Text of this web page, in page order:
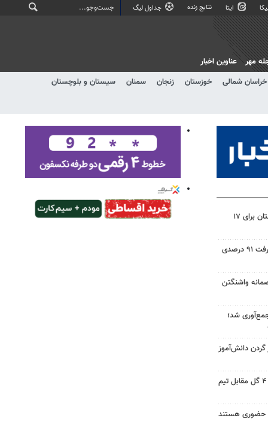
ایتا نتایج زنده جداول لیگ
خراسان شمالی خوزستان زنجان سمنان
سیستان و بلوچستان
مهر عناوین اخبار
برنامه خاموشی‌های برق در لرستان برای ۱۷
۳۰ پروژه آموزشی دلفان با پیشرفت ۹۱ درصدی
واشنگتن
ماینر جمع‌آوری شد؛
دانش‌آموز
خیبر در آخرین دیدار تدارکاتی با ۴ گل مقابل تیم
حضوری هستند